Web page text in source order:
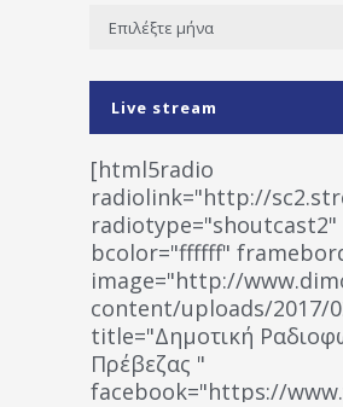
Ιστορικό
Live stream
[html5radio
radiolink="http://
radiotype="shoutcast2"
bcolor="ffffff"
image="http://
content/uploads/2017/
title="Δημοτική
Πρέβεζας "
facebook="https://